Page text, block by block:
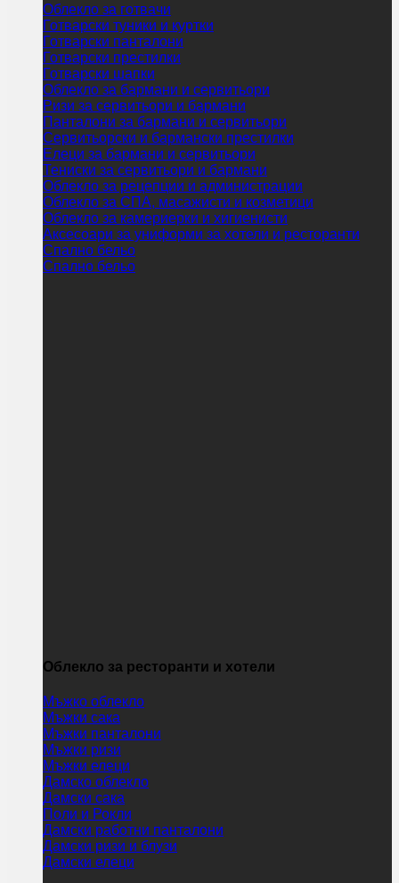
Облекло за готвачи
Готварски туники и куртки
Готварски панталони
Готварски престилки
Готварски шапки
Облекло за бармани и сервитьори
Ризи за сервитьори и бармани
Панталони за бармани и сервитьори
Сервитьорски и бармански престилки
Елеци за бармани и сервитьори
Тениски за сервитьори и бармани
Облекло за рецепции и администрации
Облекло за СПА, масажисти и козметици
Облекло за камериерки и хигиенисти
Аксесоари за униформи за хотели и ресторанти
Спално бельо
Спално бельо
Облекло за ресторанти и хотели
Мъжко облекло
Мъжки сака
Мъжки панталони
Мъжки ризи
Мъжки елеци
Дамско облекло
Дамски сака
Поли и Рокли
Дамски работни панталони
Дамски ризи и блузи
Дамски елеци